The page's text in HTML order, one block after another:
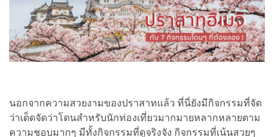
นอกจากความสวยงามของปราสาทแล้ว ที่นี่ยังมีกิจกรรมที่จัด
ว่าเด็ดจัดว่าโดนสำหรับนักท่องเที่ยวมากมายหลากหลายตาม
ความชอบมากๆ มีทั้งกิจกรรมที่ดูจริงจัง กิจกรรมที่เน้นสวยๆ